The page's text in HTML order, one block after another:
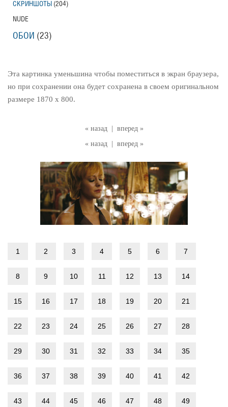
« назад
вперед »
« назад
вперед »
Эта картинка уменьшина чтобы поместиться в экран браузера,
но при сохранении она будет сохранена в своем оригинальном
размере 1870 x 800.
1 2 3 4 5 6 7
8 9 10 11 12 13 14
15 16 17 18 19 20 21
22 23 24 25 26 27 28
29 30 31 32 33 34 35
36 37 38 39 40 41 42
43 44 45 46 47 48 49
СКРИНШОТЫ (204)
NUDE
ОБОИ (23)